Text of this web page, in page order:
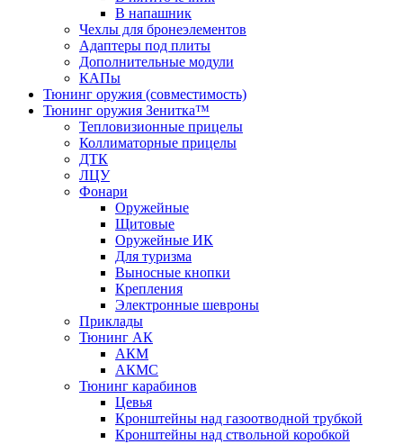
В напашник
Чехлы для бронеэлементов
Адаптеры под плиты
Дополнительные модули
КАПы
Тюнинг оружия (совместимость)
Тюнинг оружия Зенитка™
Тепловизионные прицелы
Коллиматорные прицелы
ДТК
ЛЦУ
Фонари
Оружейные
Щитовые
Оружейные ИК
Для туризма
Выносные кнопки
Крепления
Электронные шевроны
Приклады
Тюнинг АК
АКМ
АКМС
Тюнинг карабинов
Цевья
Кронштейны над газоотводной трубкой
Кронштейны над ствольной коробкой